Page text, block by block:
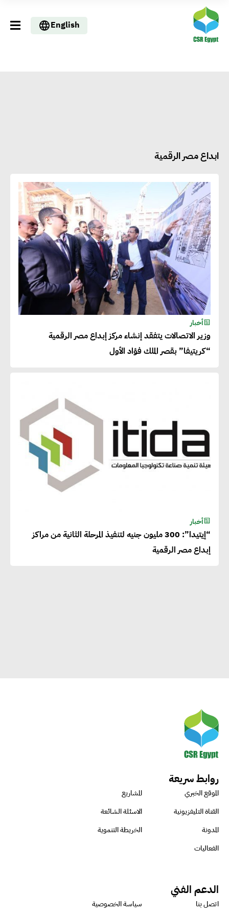
English
ابداع مصر الرقمية
أخبار
وزير الاتصالات يتفقد إنشاء مركز إبداع مصر الرقمية
“كريتيفا” بقصر الملك فؤاد الأول
أخبار
“إيتيدا”: 300 مليون جنيه لتنفيذ المرحلة الثانية من مراكز
إبداع مصر الرقمية
روابط سريعة
الموقع الخبري
المشاريع
القناة التليفزيونية
الاسئلة الشائعة
المدونة
الخريطة التنموية
الفعاليات
الدعم الفني
اتصل بنا سياسة الخصوصية